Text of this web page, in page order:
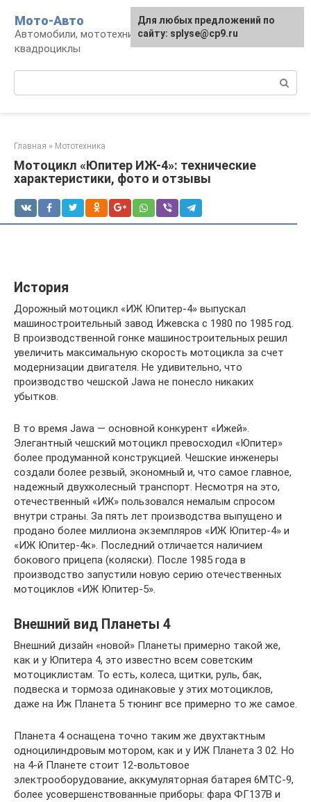
контенту
Мото-Авто
Автомобили, мототехника, снегоходы,
квадроциклы
Главная » Мототехника
Мотоцикл «Юпитер ИЖ-4»: технические
характеристики, фото и отзывы
История
Дорожный мотоцикл «ИЖ Юпитер-4» выпускал
машиностроительный завод Ижевска с 1980 по 1985 год.
В производственной гонке машиностроительных решил
увеличить максимальную скорость мотоцикла за счет
модернизации двигателя. Не удивительно, что
производство чешской Jawa не понесло никаких
убытков.
В то время Jawa — основной конкурент «Ижей».
Элегантный чешский мотоцикл превосходил «Юпитер»
более продуманной конструкцией. Чешские инженеры
создали более резвый, экономный и, что самое главное,
надежный двухколесный транспорт. Несмотря на это,
отечественный «ИЖ» пользовался немалым спросом
внутри страны. За пять лет производства выпущено и
продано более миллиона экземпляров «ИЖ Юпитер-4» и
«ИЖ Юпитер-4к». Последний отличается наличием
бокового прицепа (коляски). После 1985 года в
производство запустили новую серию отечественных
мотоциклов «ИЖ Юпитер-5».
Внешний вид Планеты 4
Внешний дизайн «новой» Планеты примерно такой же,
как и у Юпитера 4, это известно всем советским
мотоциклистам. То есть, колеса, щитки, руль, бак,
подвеска и тормоза одинаковые у этих мотоциклов,
даже на Иж Планета 5 тюнинг все примерно то же самое.
Планета 4 оснащена точно таким же двухтактным
одноцилиндровым мотором, как и у ИЖ Планета 3 02. Но
на 4-й Планете стоит 12-вольтовое
электрооборудование, аккумуляторная батарея 6МТС-9,
более усовершенствованные приборы: фара ФГ137В и
Для любых предложений по
сайту: splyse@cp9.ru